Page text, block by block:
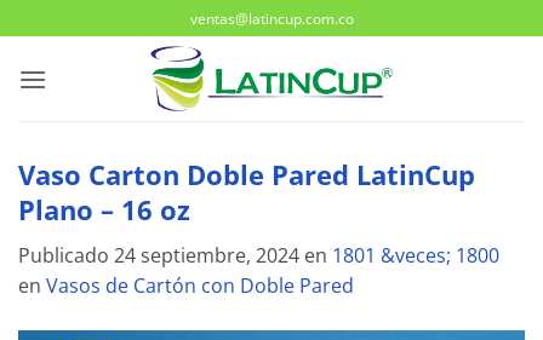
al
contenido
ventas@latincup.com.co
Vaso Carton Doble Pared LatinCup
Plano – 16 oz
Publicado 24 septiembre, 2024 en 1801 &veces; 1800
en Vasos de Cartón con Doble Pared